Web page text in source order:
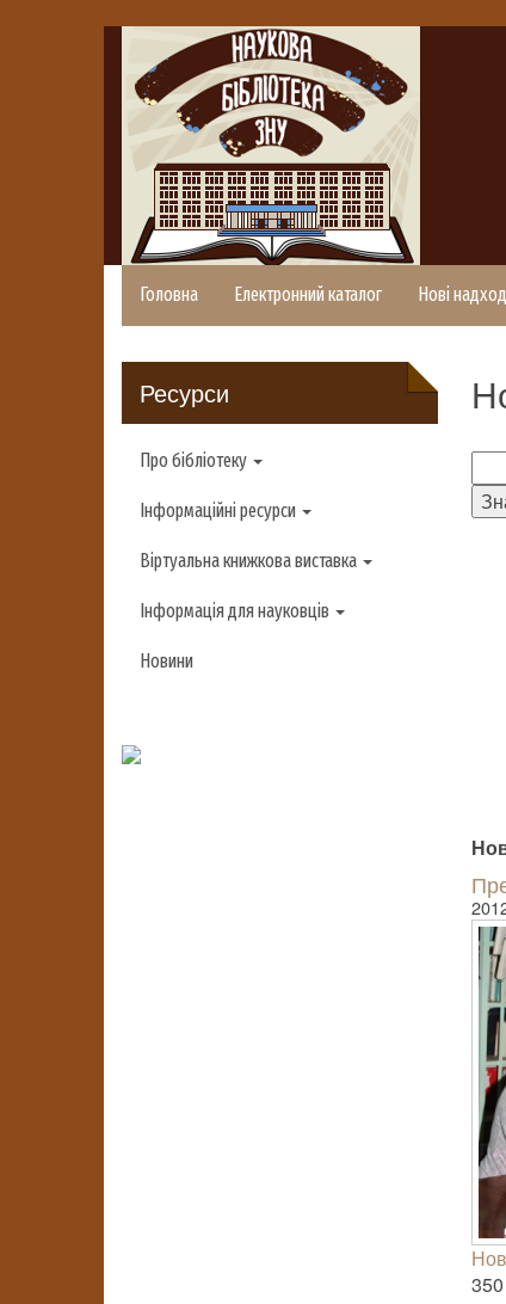
Головна Електронний каталог Нові
Ресурси
Про бібліотеку
Інформаційні ресурси
Віртуальна книжкова виставка
Інформація для науковців
Новини